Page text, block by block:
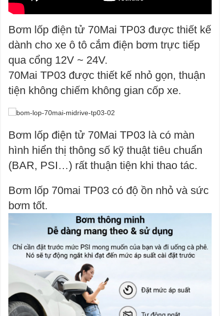
Bơm lốp điện tử 70Mai TP03 được thiết kế
dành cho xe ô tô cắm điện bơm trực tiếp
qua cổng 12V ~ 24V.
70Mai TP03 được thiết kế nhỏ gọn, thuận
tiện không chiếm không gian cốp xe.
Bơm lốp điện tử 70Mai TP03 là có màn
hình hiển thị thông số kỹ thuật tiêu chuẩn
(BAR, PSI…) rất thuận tiện khi thao tác.
Bơm lốp 70mai TP03 có độ ồn nhỏ và sức
bơm tốt.